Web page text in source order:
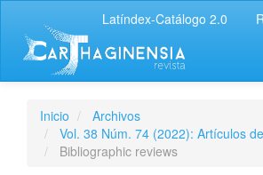
Latíndex-Catálogo 2.0
Inicio
Archivos
Vol. 38 Núm. 74 (2022): Artículos
Bibliographic reviews